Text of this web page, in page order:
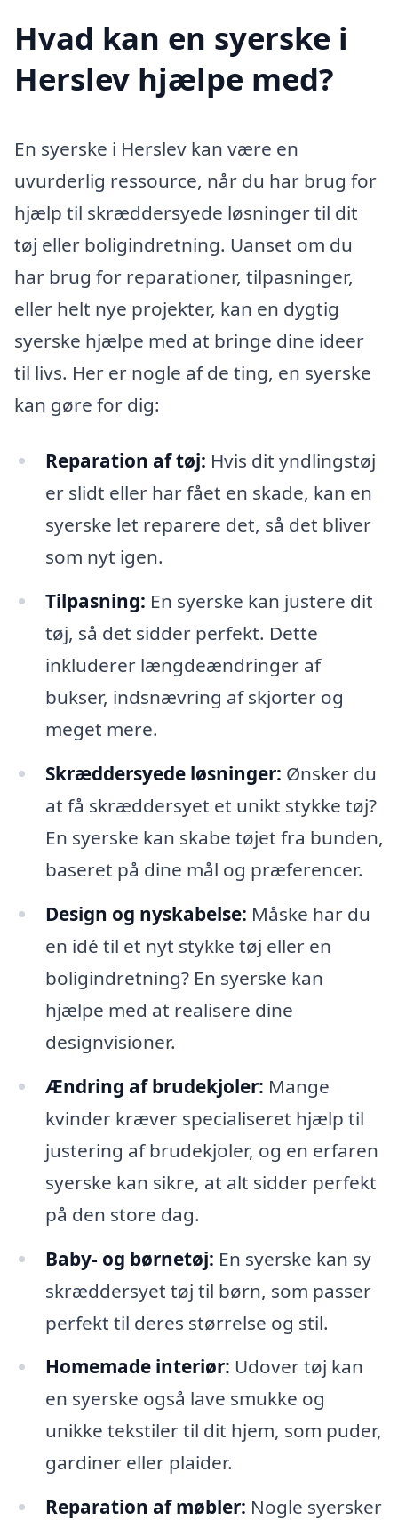
Hvad kan en syerske i
Herslev hjælpe med?
En syerske i Herslev kan være en
uvurderlig ressource, når du har brug for
hjælp til skræddersyede løsninger til dit
tøj eller boligindretning. Uanset om du
har brug for reparationer, tilpasninger,
eller helt nye projekter, kan en dygtig
syerske hjælpe med at bringe dine ideer
til livs. Her er nogle af de ting, en syerske
kan gøre for dig:
Reparation af tøj: Hvis dit yndlingstøj
er slidt eller har fået en skade, kan en
syerske let reparere det, så det bliver
som nyt igen.
Tilpasning: En syerske kan justere dit
tøj, så det sidder perfekt. Dette
inkluderer længdeændringer af
bukser, indsnævring af skjorter og
meget mere.
Skræddersyede løsninger: Ønsker du
at få skræddersyet et unikt stykke tøj?
En syerske kan skabe tøjet fra bunden,
baseret på dine mål og præferencer.
Design og nyskabelse: Måske har du
en idé til et nyt stykke tøj eller en
boligindretning? En syerske kan
hjælpe med at realisere dine
designvisioner.
Ændring af brudekjoler: Mange
kvinder kræver specialiseret hjælp til
justering af brudekjoler, og en erfaren
syerske kan sikre, at alt sidder perfekt
på den store dag.
Baby- og børnetøj: En syerske kan sy
skræddersyet tøj til børn, som passer
perfekt til deres størrelse og stil.
Homemade interiør: Udover tøj kan
en syerske også lave smukke og
unikke tekstiler til dit hjem, som puder,
gardiner eller plaider.
Reparation af møbler: Nogle syersker